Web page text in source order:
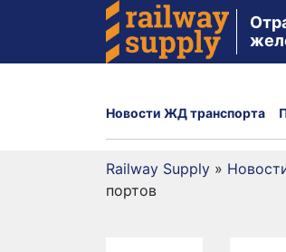
Новости ЖД транспорта
Railway Supply »
портов